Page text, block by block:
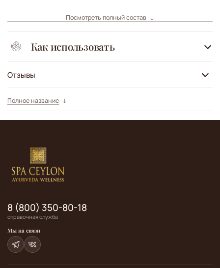
Посмотреть полный состав
Как использовать
Отзывы
Полное название
8 (800) 350-80-18
справочная служба
Мы на связи